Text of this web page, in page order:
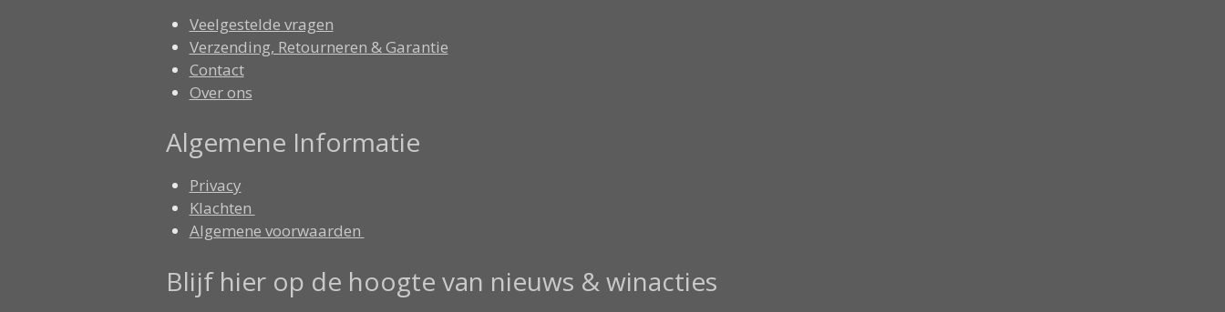
Veelgestelde vragen
Verzending, Retourneren & Garantie
Contact
Over ons
Algemene Informatie
Privacy
Klachten
Algemene voorwaarden
Blijf hier op de hoogte van nieuws & winacties